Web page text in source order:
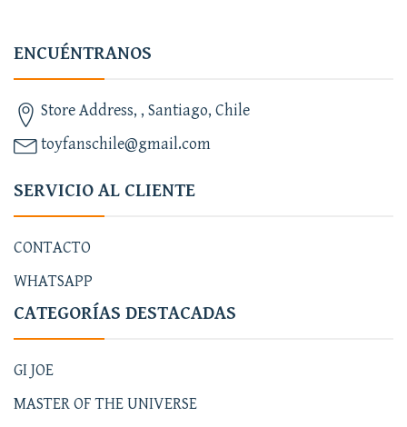
ENCUÉNTRANOS
Store Address, , Santiago, Chile
toyfanschile@gmail.com
SERVICIO AL CLIENTE
CONTACTO
WHATSAPP
CATEGORÍAS DESTACADAS
GI JOE
MASTER OF THE UNIVERSE